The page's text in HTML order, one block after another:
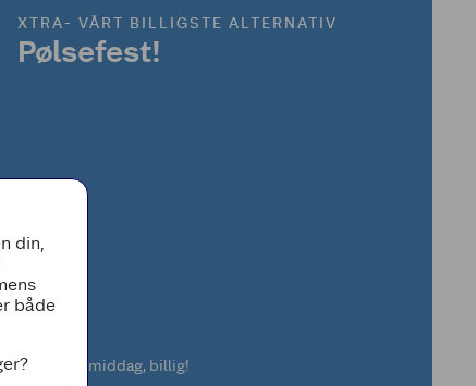
XTRA- VÅRT BILLIGSTE ALTERNATIV
Pølsefest!
God pølsemiddag, billig!
din,
både